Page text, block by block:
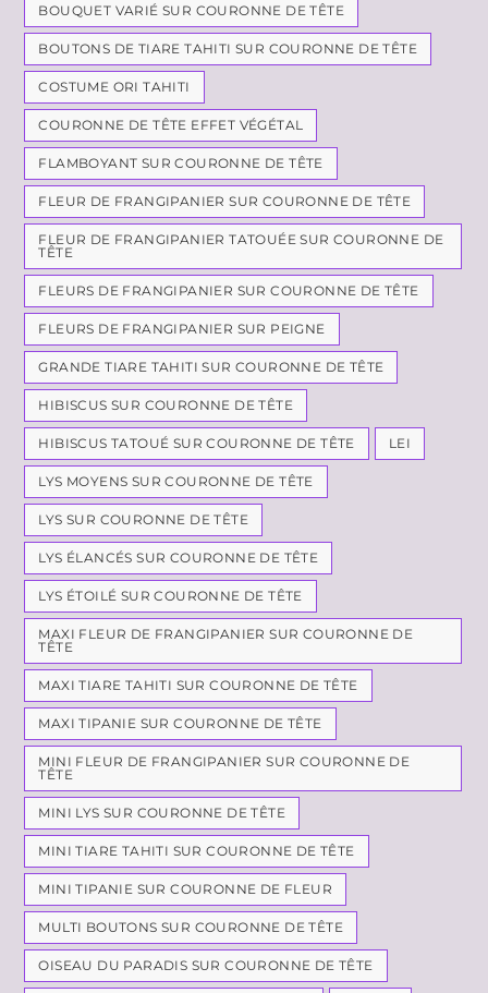
BOUQUET VARIÉ SUR COURONNE DE TÊTE
BOUTONS DE TIARE TAHITI SUR COURONNE DE TÊTE
COSTUME ORI TAHITI
COURONNE DE TÊTE EFFET VÉGÉTAL
FLAMBOYANT SUR COURONNE DE TÊTE
FLEUR DE FRANGIPANIER SUR COURONNE DE TÊTE
FLEUR DE FRANGIPANIER TATOUÉE SUR COURONNE DE
TÊTE
FLEURS DE FRANGIPANIER SUR COURONNE DE TÊTE
FLEURS DE FRANGIPANIER SUR PEIGNE
GRANDE TIARE TAHITI SUR COURONNE DE TÊTE
HIBISCUS SUR COURONNE DE TÊTE
HIBISCUS TATOUÉ SUR COURONNE DE TÊTE LEI
LYS MOYENS SUR COURONNE DE TÊTE
LYS SUR COURONNE DE TÊTE
LYS ÉLANCÉS SUR COURONNE DE TÊTE
LYS ÉTOILÉ SUR COURONNE DE TÊTE
MAXI FLEUR DE FRANGIPANIER SUR COURONNE DE
TÊTE
MAXI TIARE TAHITI SUR COURONNE DE TÊTE
MAXI TIPANIE SUR COURONNE DE TÊTE
MINI FLEUR DE FRANGIPANIER SUR COURONNE DE
TÊTE
MINI LYS SUR COURONNE DE TÊTE
MINI TIARE TAHITI SUR COURONNE DE TÊTE
MINI TIPANIE SUR COURONNE DE FLEUR
MULTI BOUTONS SUR COURONNE DE TÊTE
OISEAU DU PARADIS SUR COURONNE DE TÊTE